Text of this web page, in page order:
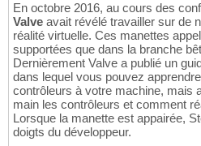
En octobre 2016, au cours des
Valve avait révélé travailler sur de
réalité virtuelle. Ces manettes
supportées que dans la branche
Dernièrement Valve a publié un
dans lequel vous pouvez
contrôleurs à votre machine, mais
main les contrôleurs et comment
Lorsque la manette est appairée,
doigts du développeur.